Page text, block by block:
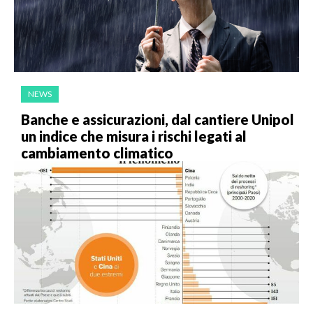
NEWS
Banche e assicurazioni, dal cantiere Unipol
un indice che misura i rischi legati al
cambiamento climatico